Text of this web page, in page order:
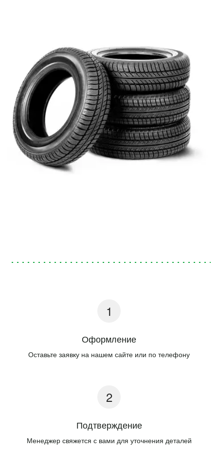
Оформление
Оставьте заявку на нашем сайте или по телефону
Подтверждение
Менеджер свяжется с вами для уточнения деталей